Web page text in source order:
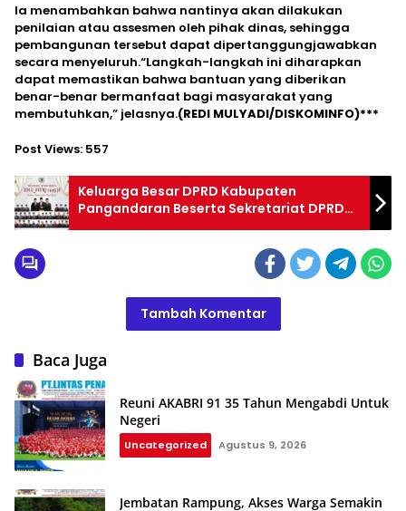
Ia menambahkan bahwa nantinya akan dilakukan
penilaian atau assesmen oleh pihak dinas, sehingga
pembangunan tersebut dapat dipertanggungjawabkan
secara menyeluruh.“Langkah-langkah ini diharapkan
dapat memastikan bahwa bantuan yang diberikan
benar-benar bermanfaat bagi masyarakat yang
membutuhkan,” jelasnya.(REDI MULYADI/DISKOMINFO)***
Post Views: 557
Keluarga Besar DPRD Kabupaten
Pangandaran Beserta Sekretariat DPRD
Kabupaten Pangandaran Mengucapkan
Tambah Komentar
Baca Juga
Reuni AKABRI 91 35 Tahun Mengabdi Untuk
Negeri
Uncategorized Agustus 9, 2026
Jembatan Rampung, Akses Warga Semakin